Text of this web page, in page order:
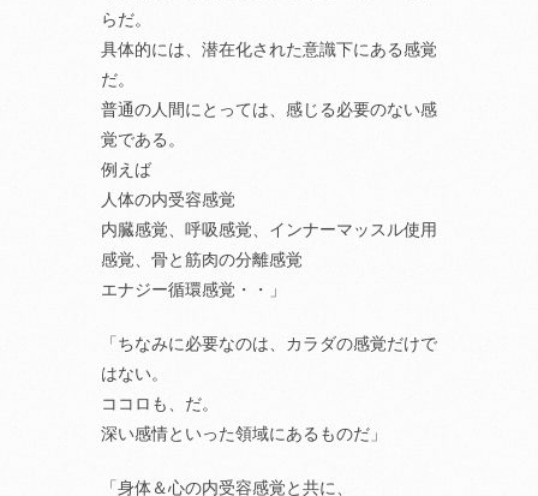
らだ。
具体的には、潜在化された意識下にある感覚
だ。
普通の人間にとっては、感じる必要のない感
覚である。
例えば
人体の内受容感覚
内臓感覚、呼吸感覚、インナーマッスル使用
感覚、骨と筋肉の分離感覚
エナジー循環感覚・・」
「ちなみに必要なのは、カラダの感覚だけで
はない。
ココロも、だ。
深い感情といった領域にあるものだ」
「身体＆心の内受容感覚と共に、